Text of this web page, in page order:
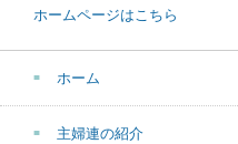
ホームページはこちら
ホーム
主婦連の紹介